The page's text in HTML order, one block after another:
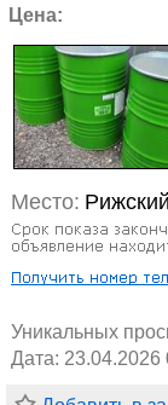
Цена:
Место:
Уникальных
Дата: 23.04.2026